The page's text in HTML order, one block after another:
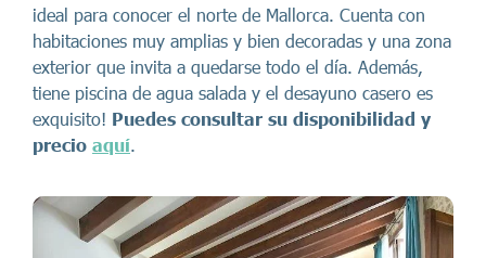
ideal para conocer el norte de Mallorca. Cuenta con
habitaciones muy amplias y bien decoradas y una zona
exterior que invita a quedarse todo el día. Además,
tiene piscina de agua salada y el desayuno casero es
exquisito! Puedes consultar su disponibilidad y
precio aquí.